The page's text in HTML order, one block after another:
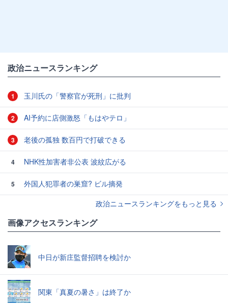
政治ニュースランキング
1 玉川氏の「警察官が死刑」に批判
2 AI予約に店側激怒「もはやテロ」
3 老後の孤独 数百円で打破できる
4 NHK性加害者非公表 波紋広がる
5
外国人犯罪者の巣窟? ビル摘発
政治ニュースランキングをもっと見る
画像アクセスランキング
中日が新庄監督招聘を検討か
関東「真夏の暑さ」は終了か